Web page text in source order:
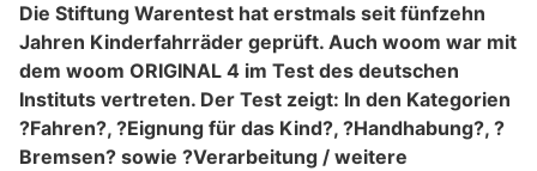
Die Stiftung Warentest hat erstmals seit fünfzehn
Jahren Kinderfahrräder geprüft. Auch woom war mit
dem woom ORIGINAL 4 im Test des deutschen
Instituts vertreten. Der Test zeigt: In den Kategorien
?Fahren?, ?Eignung für das Kind?, ?Handhabung?, ?
Bremsen? sowie ?Verarbeitung / weitere